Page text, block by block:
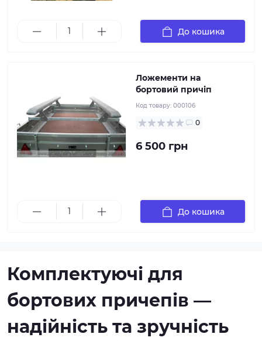
До кошика
Дана конструкція встановлюється на бортовий
причіп і служить для перевезення надувних човнів
Ложементи на
бортовий причіп
Код товару: 000106
0
6 500 грн
До кошика
Комплектуючі для
бортових причепів —
надійність та зручність